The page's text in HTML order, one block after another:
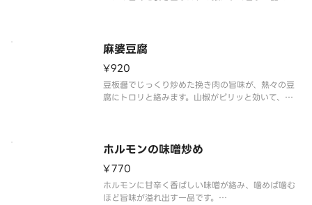
【注意事項】
麻婆豆腐
¥920
豆板醤でじっくり炒めた挽き肉の旨味が、熱々の豆
腐にトロリと絡みます。山椒がピリッと効いて、ご
※写真はイメージです。
ンゲ】は別途ご注文下さい。
ホルモンの味噌炒め
¥770
ホルモンに甘辛く香ばしい味噌が絡み、噛めば噛む
ほど旨味が溢れ出す一品です。